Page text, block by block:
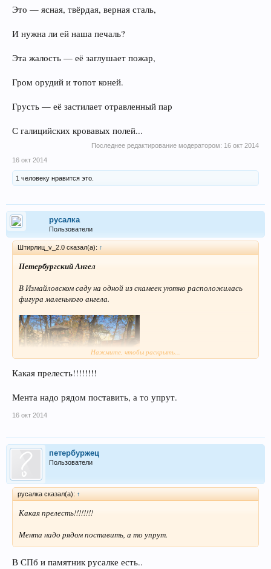
Это — ясная, твёрдая, верная сталь,
И нужна ли ей наша печаль?
Эта жалость — её заглушает пожар,
Гром орудий и топот коней.
Грусть — её застилает отравленный пар
С галицийских кровавых полей...
Последнее редактирование модератором: 16 окт 2014
16 окт 2014
1 человеку нравится это.
русалка
Пользователи
Штирлиц_v_2.0 сказал(а): ↑
Петербургский Ангел
В Измайловском саду на одной из скамеек уютно расположилась
фигура маленького ангела.
собирательным образом стариков из ленинградского детства,
носителей особенной душевной культуры и интеллигентности.
Адрес: Измайловский сад (наб. Фонтанки, 114).
Нажмите, чтобы раскрыть...
Какая прелесть!!!!!!!!
Мента надо рядом поставить, а то упрут.
16 окт 2014
петербуржец
Пользователи
русалка сказал(а): ↑
Какая прелесть!!!!!!!!
Мента надо рядом поставить, а то упрут.
В СПб и памятник русалке есть..